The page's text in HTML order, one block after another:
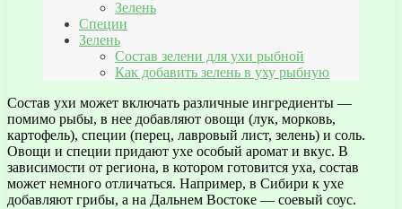
Зелень
Специи
Зелень
Состав зелени для ухи рыбной
Как добавить зелень в уху рыбную
Состав ухи может включать различные ингредиенты —
помимо рыбы, в нее добавляют овощи (лук, морковь,
картофель), специи (перец, лавровый лист, зелень) и соль.
Овощи и специи придают ухе особый аромат и вкус. В
зависимости от региона, в котором готовится уха, состав
может немного отличаться. Например, в Сибири к ухе
добавляют грибы, а на Дальнем Востоке — соевый соус.